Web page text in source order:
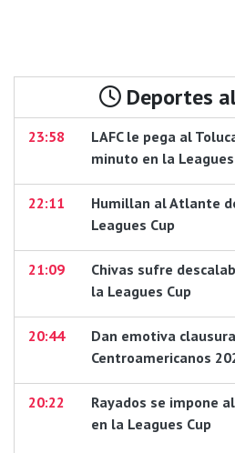
Deportes
23:58
LAFC le pega al
minuto en la
22:11
Humillan al Atlante
Leagues Cup
21:09
Chivas sufre
la Leagues Cup
20:44
Dan emotiva
Centroamericanos
20:22
Rayados se impone
en la Leagues Cup